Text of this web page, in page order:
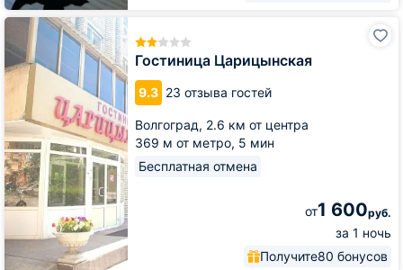
Гостиница Царицынская
9.3 23 отзыва гостей
Волгоград, 2.6 км от центра
369 м от метро, 5 мин
Бесплатная отмена
от1 600руб.
за 1 ночь
Получите80 бонусов
Гостиница
Царицынская